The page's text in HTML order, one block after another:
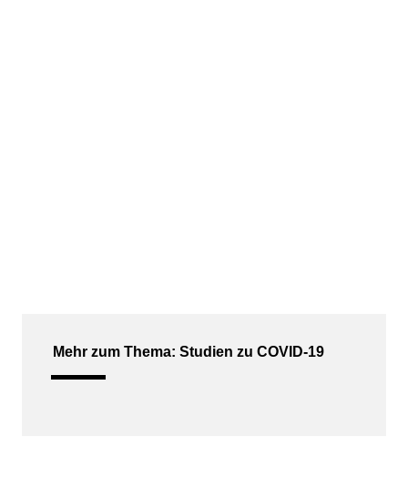
Mehr zum Thema: Studien zu COVID-19